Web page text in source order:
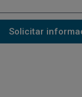
Solicitar